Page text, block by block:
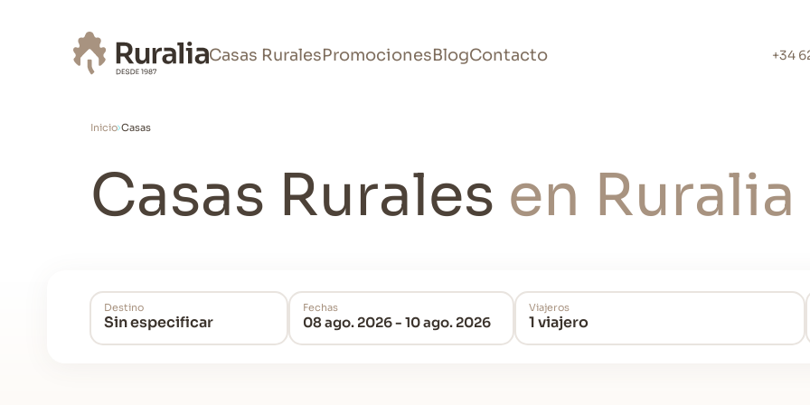
Casas RuralesPromocionesBlogContacto +34
Inicio Casas
Casas Rurales en Ruralia
Destino
Sin especificar
Fechas
08 ago. 2026 - 10 ago. 2026
Viajeros
1 viajero